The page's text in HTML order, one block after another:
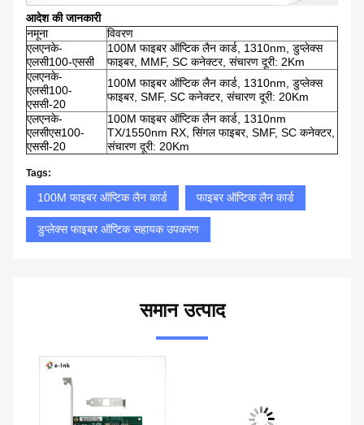
आदेश की जानकारी
नमूना
विवरण
एलएनके-
एलसी100-एससी
100M फाइबर ऑप्टिक लैन कार्ड, 1310nm, डुप्लेक्स
फाइबर, MMF, SC कनेक्टर, संचारण दूरी: 2Km
एलएनके-
एलसी100-
एससी-20
100M फाइबर ऑप्टिक लैन कार्ड, 1310nm, डुप्लेक्स
फाइबर, SMF, SC कनेक्टर, संचारण दूरी: 20Km
एलएनके-
एलसीएस100-
एससी-20
100M फाइबर ऑप्टिक लैन कार्ड, 1310nm
TX/1550nm RX, सिंगल फाइबर, SMF, SC कनेक्टर,
संचारण दूरी: 20Km
Tags:
100M फाइबर ऑप्टिक लैन कार्ड फाइबर ऑप्टिक लैन कार्ड
डुप्लेक्स फाइबर ऑप्टिक सहायक उपकरण
समान उत्पाद